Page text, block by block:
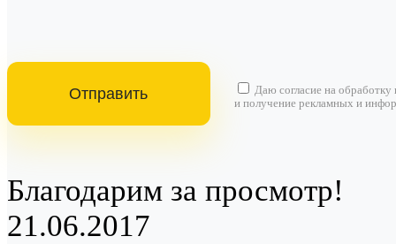
Даю согласие на обработку
и получение рекламных и
Благодарим за просмотр!
21.06.2017